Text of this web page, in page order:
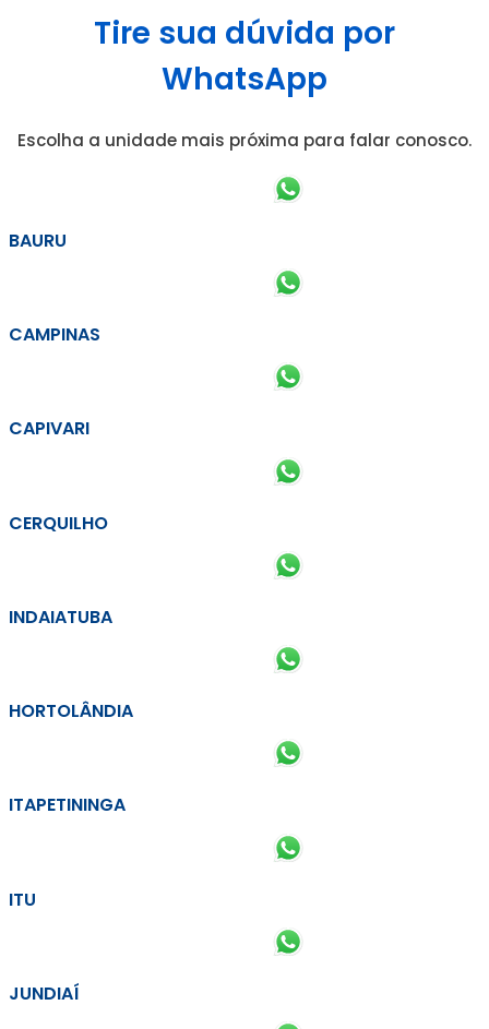
Tire sua dúvida por
WhatsApp
Escolha a unidade mais próxima para falar conosco.
BAURU
CAMPINAS
CAPIVARI
CERQUILHO
INDAIATUBA
HORTOLÂNDIA
ITAPETININGA
ITU
JUNDIAÍ